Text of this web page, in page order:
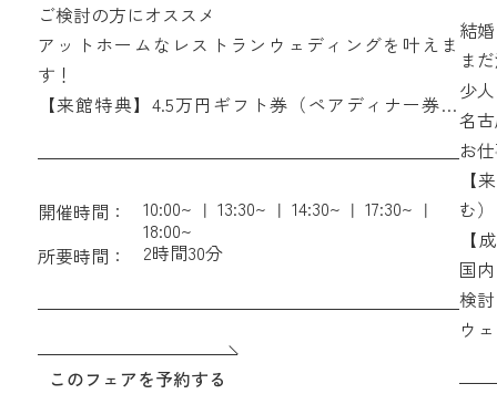
ご検討の方にオススメ
アットホームなレストランウェディングを叶えま
す！
【来館特典】4.5万円ギフト券（ペアディナー券含
【成約特典】ホテル朝食付きペア宿泊券 ＆ THE
開催時間： 10:00~ 13:30~ 14:30~
17:30~
18:00~
所要時間：
2時間30分
このフェアを予約する
結
ま
少
1.5
い。
名
お
【
む）
【
国
検
ウ